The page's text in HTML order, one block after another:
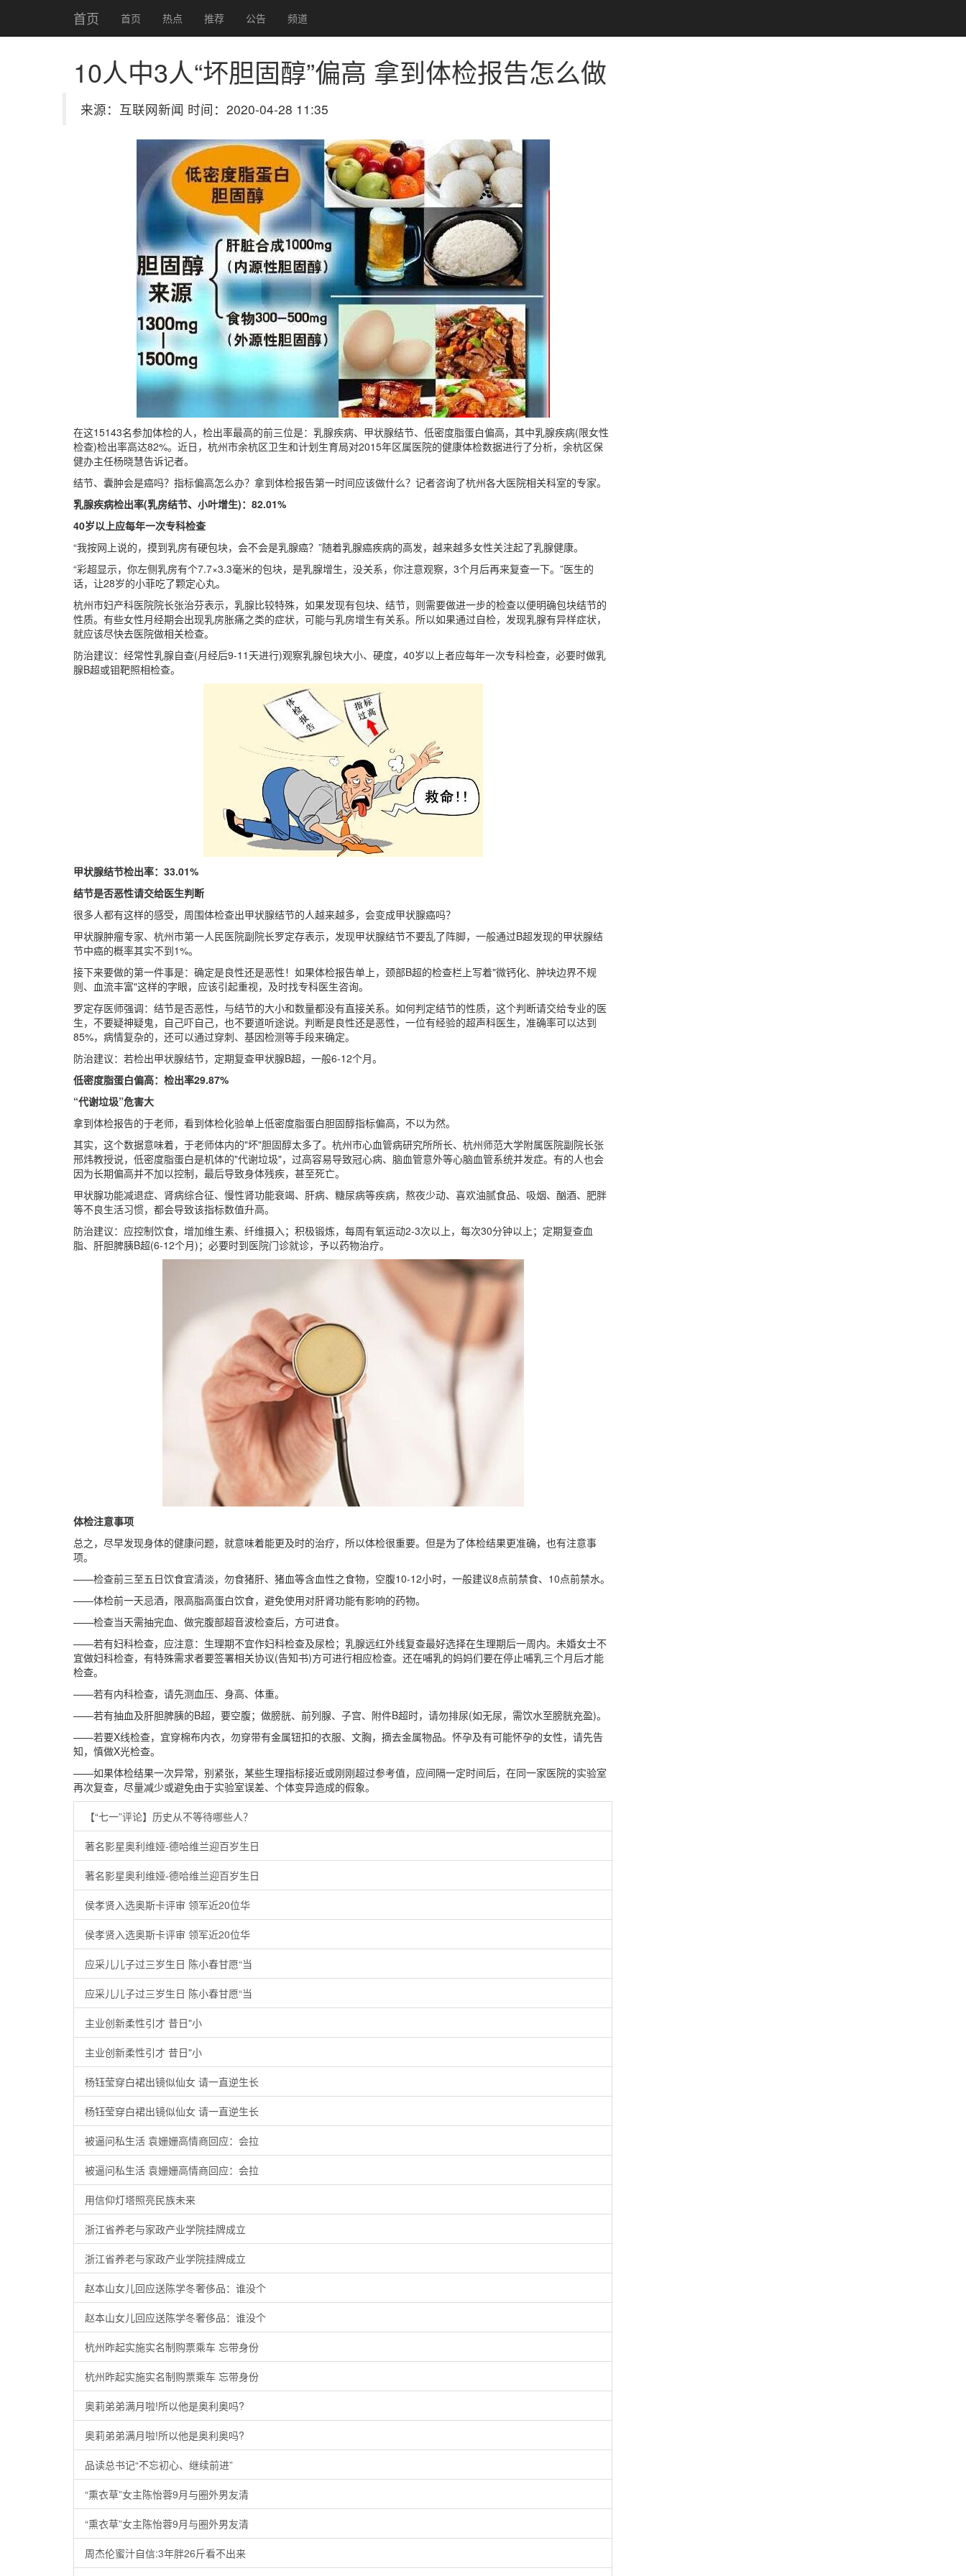
首页 首页 热点 推荐 公告 频道
10人中3人“坏胆固醇”偏高 拿到体检报告怎么做
来源：互联网新闻 时间：2020-04-28 11:35
在这15143名参加体检的人，检出率最高的前三位是：乳腺疾病、甲状腺结节、低密度脂蛋白偏高，其中乳腺疾病(限女性
检查)检出率高达82%。近日，杭州市余杭区卫生和计划生育局对2015年区属医院的健康体检数据进行了分析，余杭区保
健办主任杨晓慧告诉记者。
结节、囊肿会是癌吗？指标偏高怎么办？拿到体检报告第一时间应该做什么？记者咨询了杭州各大医院相关科室的专家。
乳腺疾病检出率(乳房结节、小叶增生)：82.01%
40岁以上应每年一次专科检查
“我按网上说的，摸到乳房有硬包块，会不会是乳腺癌？”随着乳腺癌疾病的高发，越来越多女性关注起了乳腺健康。
“彩超显示，你左侧乳房有个7.7×3.3毫米的包块，是乳腺增生，没关系，你注意观察，3个月后再来复查一下。”医生的
话，让28岁的小菲吃了颗定心丸。
杭州市妇产科医院院长张治芬表示，乳腺比较特殊，如果发现有包块、结节，则需要做进一步的检查以便明确包块结节的
性质。有些女性月经期会出现乳房胀痛之类的症状，可能与乳房增生有关系。所以如果通过自检，发现乳腺有异样症状，
就应该尽快去医院做相关检查。
防治建议：经常性乳腺自查(月经后9-11天进行)观察乳腺包块大小、硬度，40岁以上者应每年一次专科检查，必要时做乳
腺B超或钼靶照相检查。
甲状腺结节检出率：33.01%
结节是否恶性请交给医生判断
很多人都有这样的感受，周围体检查出甲状腺结节的人越来越多，会变成甲状腺癌吗？
甲状腺肿瘤专家、杭州市第一人民医院副院长罗定存表示，发现甲状腺结节不要乱了阵脚，一般通过B超发现的甲状腺结
节中癌的概率其实不到1%。
接下来要做的第一件事是：确定是良性还是恶性！如果体检报告单上，颈部B超的检查栏上写着"微钙化、肿块边界不规
则、血流丰富"这样的字眼，应该引起重视，及时找专科医生咨询。
罗定存医师强调：结节是否恶性，与结节的大小和数量都没有直接关系。如何判定结节的性质，这个判断请交给专业的医
生，不要疑神疑鬼，自己吓自己，也不要道听途说。判断是良性还是恶性，一位有经验的超声科医生，准确率可以达到
85%，病情复杂的，还可以通过穿刺、基因检测等手段来确定。
防治建议：若检出甲状腺结节，定期复查甲状腺B超，一般6-12个月。
低密度脂蛋白偏高：检出率29.87%
“代谢垃圾”危害大
拿到体检报告的于老师，看到体检化验单上低密度脂蛋白胆固醇指标偏高，不以为然。
其实，这个数据意味着，于老师体内的"坏"胆固醇太多了。杭州市心血管病研究所所长、杭州师范大学附属医院副院长张
邢炜教授说，低密度脂蛋白是机体的"代谢垃圾"，过高容易导致冠心病、脑血管意外等心脑血管系统并发症。有的人也会
因为长期偏高并不加以控制，最后导致身体残疾，甚至死亡。
甲状腺功能减退症、肾病综合征、慢性肾功能衰竭、肝病、糖尿病等疾病，熬夜少动、喜欢油腻食品、吸烟、酗酒、肥胖
等不良生活习惯，都会导致该指标数值升高。
防治建议：应控制饮食，增加维生素、纤维摄入；积极锻炼，每周有氧运动2-3次以上，每次30分钟以上；定期复查血
脂、肝胆脾胰B超(6-12个月)；必要时到医院门诊就诊，予以药物治疗。
体检注意事项
总之，尽早发现身体的健康问题，就意味着能更及时的治疗，所以体检很重要。但是为了体检结果更准确，也有注意事
项。
——检查前三至五日饮食宜清淡，勿食猪肝、猪血等含血性之食物，空腹10-12小时，一般建议8点前禁食、10点前禁水。
——体检前一天忌酒，限高脂高蛋白饮食，避免使用对肝肾功能有影响的药物。
——检查当天需抽完血、做完腹部超音波检查后，方可进食。
——若有妇科检查，应注意：生理期不宜作妇科检查及尿检；乳腺远红外线复查最好选择在生理期后一周内。未婚女士不
宜做妇科检查，有特殊需求者要签署相关协议(告知书)方可进行相应检查。还在哺乳的妈妈们要在停止哺乳三个月后才能
检查。
——若有内科检查，请先测血压、身高、体重。
——若有抽血及肝胆脾胰的B超，要空腹；做膀胱、前列腺、子宫、附件B超时，请勿排尿(如无尿，需饮水至膀胱充盈)。
——若要X线检查，宜穿棉布内衣，勿穿带有金属钮扣的衣服、文胸，摘去金属物品。怀孕及有可能怀孕的女性，请先告
知，慎做X光检查。
——如果体检结果一次异常，别紧张，某些生理指标接近或刚刚超过参考值，应间隔一定时间后，在同一家医院的实验室
再次复查，尽量减少或避免由于实验室误差、个体变异造成的假象。
【“七一”评论】历史从不等待哪些人？
著名影星奥利维娅-德哈维兰迎百岁生日
著名影星奥利维娅-德哈维兰迎百岁生日
侯孝贤入选奥斯卡评审 领军近20位华
侯孝贤入选奥斯卡评审 领军近20位华
应采儿儿子过三岁生日 陈小春甘愿“当
应采儿儿子过三岁生日 陈小春甘愿“当
主业创新柔性引才 昔日"小
主业创新柔性引才 昔日"小
杨钰莹穿白裙出镜似仙女 请一直逆生长
杨钰莹穿白裙出镜似仙女 请一直逆生长
被逼问私生活 袁姗姗高情商回应：会拉
被逼问私生活 袁姗姗高情商回应：会拉
用信仰灯塔照亮民族未来
浙江省养老与家政产业学院挂牌成立
浙江省养老与家政产业学院挂牌成立
赵本山女儿回应送陈学冬奢侈品：谁没个
赵本山女儿回应送陈学冬奢侈品：谁没个
杭州昨起实施实名制购票乘车 忘带身份
杭州昨起实施实名制购票乘车 忘带身份
奥莉弟弟满月啦!所以他是奥利奥吗?
奥莉弟弟满月啦!所以他是奥利奥吗?
品读总书记“不忘初心、继续前进”
“熏衣草”女主陈怡蓉9月与圈外男友清
“熏衣草”女主陈怡蓉9月与圈外男友清
周杰伦蜜汁自信:3年胖26斤看不出来